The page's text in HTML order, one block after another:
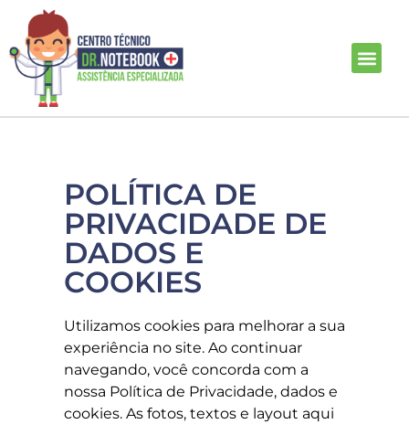
POLÍTICA DE
PRIVACIDADE DE
DADOS E
COOKIES
Utilizamos cookies para melhorar a sua
experiência no site. Ao continuar
navegando, você concorda com a
nossa Política de Privacidade, dados e
cookies. As fotos, textos e layout aqui